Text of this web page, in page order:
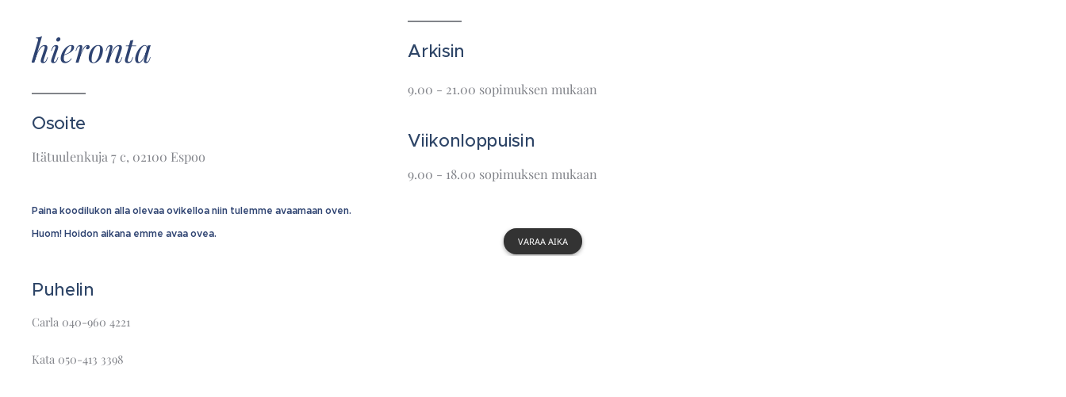
hieronta
Osoite
Itätuulenkuja 7 c, 02100 Espoo
Paina koodilukon alla olevaa ovikelloa niin tulemme avaamaan oven.
Huom! Hoidon aikana emme avaa ovea.
Puhelin
Carla 040-960 4221
Kata 050-413 3398
Arkisin
9.00 - 21.00 sopimuksen mukaan
Viikonloppuisin
9.00 - 18.00 sopimuksen mukaan
VARAA AIKA